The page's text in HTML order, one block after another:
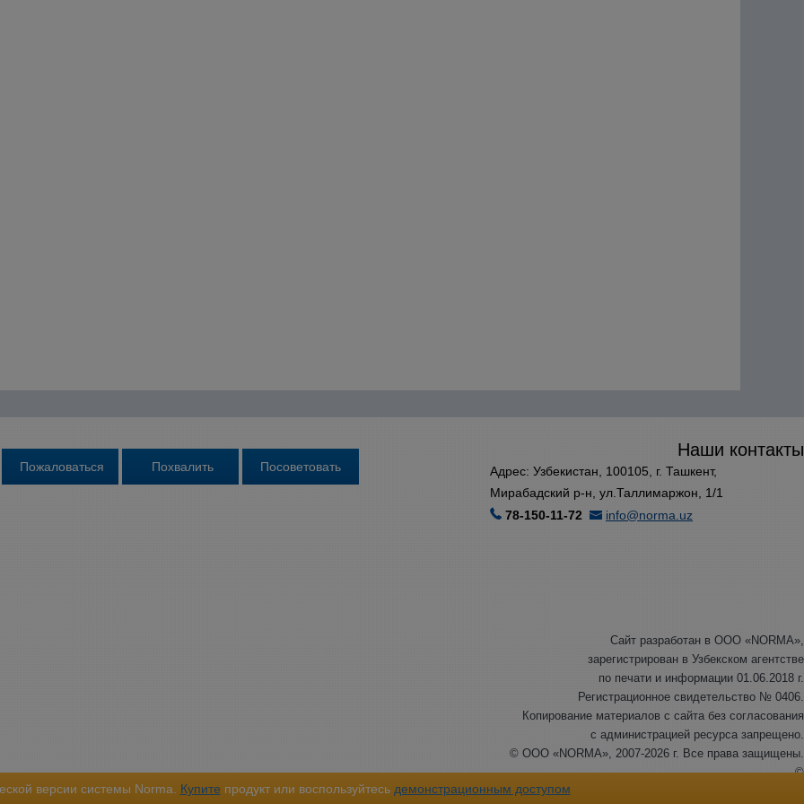
Наши контакты
Адрес: Узбекистан, 100105, г. Ташкент,
Мирабадский р-н, ул.Таллимаржон, 1/1
78-150-11-72
info@norma.uz
Сайт разработан в ООО «NORMA»,
зарегистрирован в Узбекском агентстве
по печати и информации 01.06.2018 г.
Регистрационное свидетельство № 0406.
Копирование материалов с сайта без согласования
с администрацией ресурса запрещено.
© ООО «NORMA», 2007-2026 г. Все права защищены.
©
версии системы Norma. Купите продукт или воспользуйтесь демонстрационным доступом